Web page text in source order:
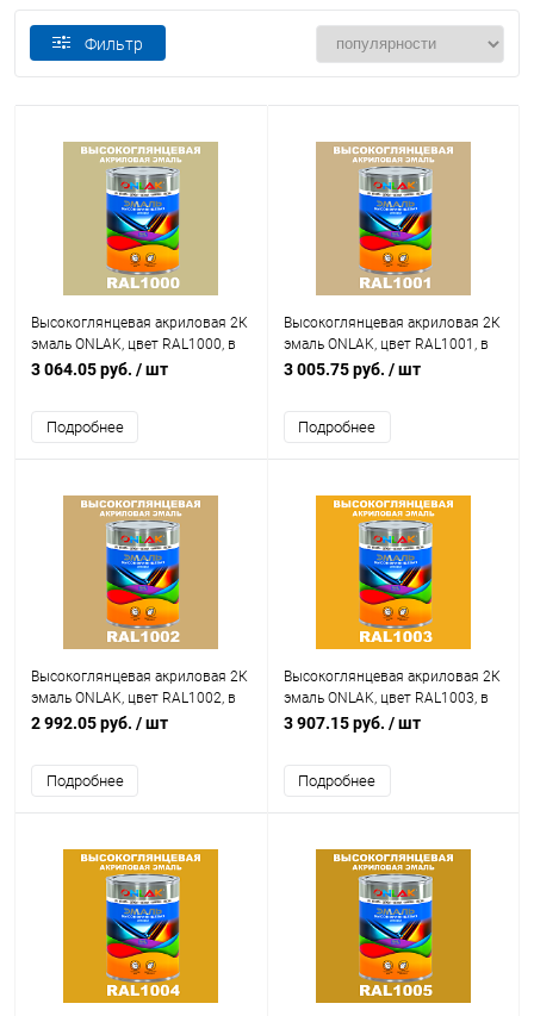
Фильтр
Высокоглянцевая акриловая 2К
эмаль ONLAK, цвет RAL1000, в
комплекте с отвердителем
3 064.05 руб. / шт
Подробнее
Высокоглянцевая акриловая 2К
эмаль ONLAK, цвет RAL1001, в
комплекте с отвердителем
3 005.75 руб. / шт
Подробнее
Высокоглянцевая акриловая 2К
эмаль ONLAK, цвет RAL1002, в
комплекте с отвердителем
2 992.05 руб. / шт
Подробнее
Высокоглянцевая акриловая 2К
эмаль ONLAK, цвет RAL1003, в
комплекте с отвердителем
3 907.15 руб. / шт
Подробнее